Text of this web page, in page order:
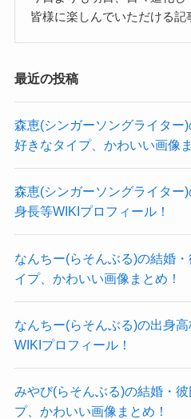
皆様に楽しんでいただける記
最近の投稿
森恵(シンガーソングライター
好きなタイプ、かわいい画像
森恵(シンガーソングライター
身長等WIKIプロフィール！
なんちー(らそんぶる)の結婚
イプ、かわいい画像まとめ！
なんちー(らそんぶる)の出身
WIKIプロフィール！
みやび(らそんぶる)の結婚・
プ、かわいい画像まとめ！